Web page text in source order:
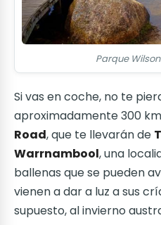
Parque
Si vas en coche, no te
aproximadamente 300
Road, que te llevarán de
Warrnambool, una
ballenas que se pueden
vienen a dar a luz a sus
supuesto, al invierno